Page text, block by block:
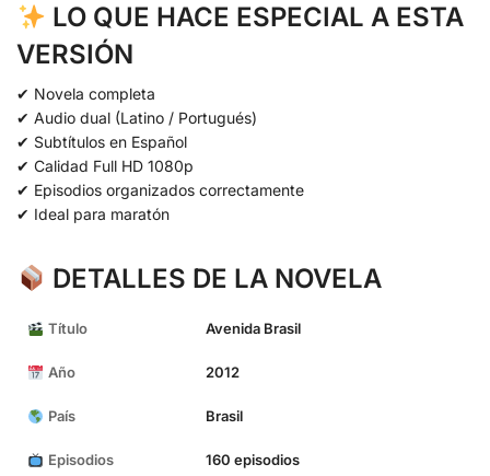
LO QUE HACE ESPECIAL A ESTA
VERSIÓN
✔ Novela completa
✔ Audio dual (Latino / Portugués)
✔ Subtítulos en Español
✔ Calidad Full HD 1080p
✔ Episodios organizados correctamente
✔ Ideal para maratón
DETALLES DE LA NOVELA
Título Avenida Brasil
Año 2012
País Brasil
Episodios 160 episodios